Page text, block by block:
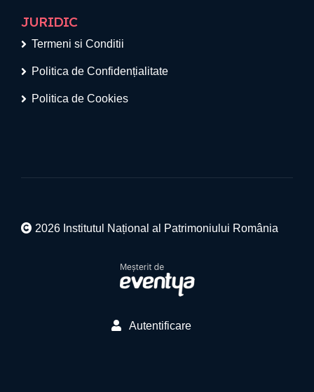
JURIDIC
Termeni si Conditii
Politica de Confidențialitate
Politica de Cookies
2026 Institutul Național al Patrimoniului România
Autentificare